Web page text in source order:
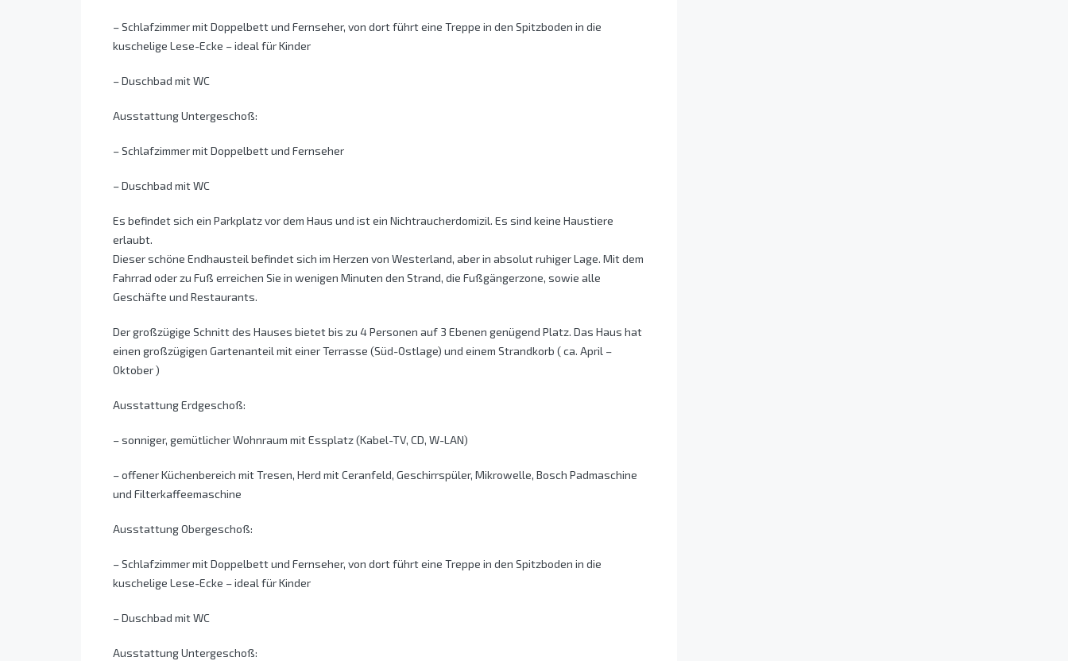
– Schlafzimmer mit Doppelbett und Fernseher, von dort führt eine Treppe in den Spitzboden in die
kuschelige Lese-Ecke – ideal für Kinder
– Duschbad mit WC
Ausstattung Untergeschoß:
– Schlafzimmer mit Doppelbett und Fernseher
– Duschbad mit WC
Es befindet sich ein Parkplatz vor dem Haus und ist ein Nichtraucherdomizil. Es sind keine Haustiere
erlaubt.
Dieser schöne Endhausteil befindet sich im Herzen von Westerland, aber in absolut ruhiger Lage. Mit dem
Fahrrad oder zu Fuß erreichen Sie in wenigen Minuten den Strand, die Fußgängerzone, sowie alle
Geschäfte und Restaurants.
Der großzügige Schnitt des Hauses bietet bis zu 4 Personen auf 3 Ebenen genügend Platz. Das Haus hat
einen großzügigen Gartenanteil mit einer Terrasse (Süd-Ostlage) und einem Strandkorb ( ca. April –
Oktober )
Ausstattung Erdgeschoß:
– sonniger, gemütlicher Wohnraum mit Essplatz (Kabel-TV, CD, W-LAN)
– offener Küchenbereich mit Tresen, Herd mit Ceranfeld, Geschirrspüler, Mikrowelle, Bosch Padmaschine
und Filterkaffeemaschine
Ausstattung Obergeschoß:
– Schlafzimmer mit Doppelbett und Fernseher, von dort führt eine Treppe in den Spitzboden in die
kuschelige Lese-Ecke – ideal für Kinder
– Duschbad mit WC
Ausstattung Untergeschoß: